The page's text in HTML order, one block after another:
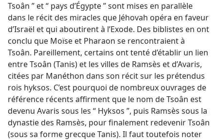
Tsoân ” et “ pays d’Égypte ” sont mises en parallèle
dans le récit des miracles que Jéhovah opéra en faveur
d’Israël et qui aboutirent à l’Exode. Des biblistes en ont
conclu que Moïse et Pharaon se rencontraient à
Tsoân. Pareillement, certains ont tenté d’établir un lien
entre Tsoân (Tanis) et les villes de Ramsès et d’Avaris,
citées par Manéthon dans son récit sur les prétendus
rois hyksos. C’est pourquoi de nombreux ouvrages de
référence récents affirment que le nom de Tsoân est
devenu Avaris sous les “ Hyksos ”, puis Ramsès sous la
dynastie des Ramsès, pour finalement redevenir Tsoân
(sous sa forme grecque Tanis). Il faut toutefois noter